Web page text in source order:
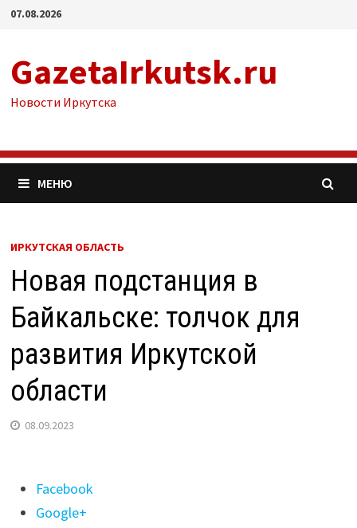
Перейти
07.08.2026
GazetaIrkutsk.ru
Новости Иркутска
МЕНЮ
ИРКУТСКАЯ ОБЛАСТЬ
Новая подстанция в
Байкальске: толчок для
развития Иркутской
области
08.09.2023
Поделиться
"Новая
Facebook
Google+